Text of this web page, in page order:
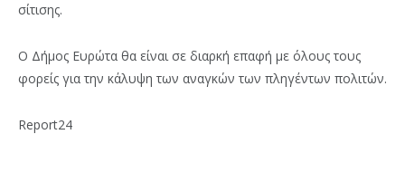
σίτισης.
Ο Δήμος Ευρώτα θα είναι σε διαρκή επαφή με όλους τους
φορείς για την κάλυψη των αναγκών των πληγέντων πολιτών.
Report24